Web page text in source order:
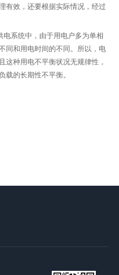
有效，还要根据实际情况，经过
系统中，由于用电户多为单相
同和用电时间的不同。所以，电
这种用电不平衡状况无规律性，
的长期性不平衡。